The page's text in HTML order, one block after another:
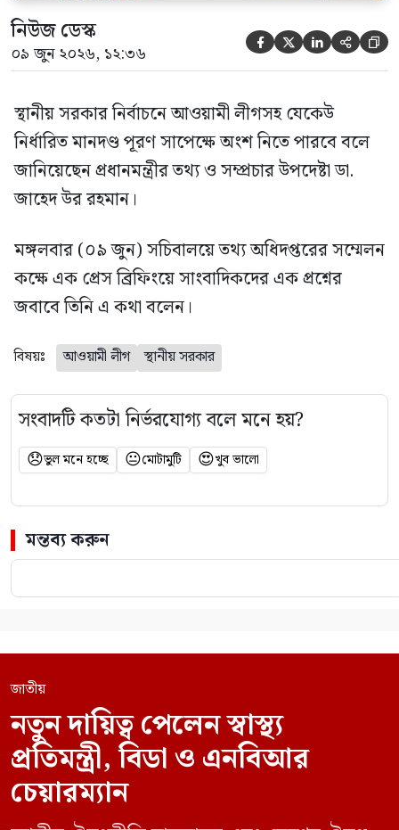
নিউজ ডেস্ক
০৯ জুন ২০২৬, ১২:৩৬     
স্থানীয় সরকার নির্বাচনে আওয়ামী লীগসহ যেকেউ
নির্ধারিত মানদণ্ড পূরণ সাপেক্ষে অংশ নিতে পারবে বলে
জানিয়েছেন প্রধানমন্ত্রীর তথ্য ও সম্প্রচার উপদেষ্টা ডা.
জাহেদ উর রহমান।
মঙ্গলবার (০৯ জুন) সচিবালয়ে তথ্য অধিদপ্তরের সম্মেলন
কক্ষে এক প্রেস ব্রিফিংয়ে সাংবাদিকদের এক প্রশ্নের
জবাবে তিনি এ কথা বলেন।
বিষয়ঃ আওয়ামী লীগ স্থানীয় সরকার
সংবাদটি কতটা নির্ভরযোগ্য বলে মনে হয়?
😞ভুল মনে হচ্ছে 😐মোটামুটি 😍খুব ভালো
মন্তব্য করুন
জাতীয়
নতুন দায়িত্ব পেলেন স্বাস্থ্য
প্রতিমন্ত্রী, বিডা ও এনবিআর
চেয়ারম্যান